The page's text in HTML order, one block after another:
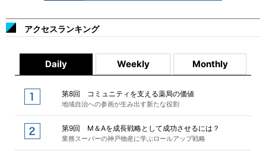
アクセスランキング
Daily Weekly Monthly
第8回 コミュニティを支える薬局の価値
地域自治への参画が生み出す新たな役割
第9回 M＆Aを成長戦略として成功させるには？
業務スーパーの神戸物産に学ぶロールアップ戦略